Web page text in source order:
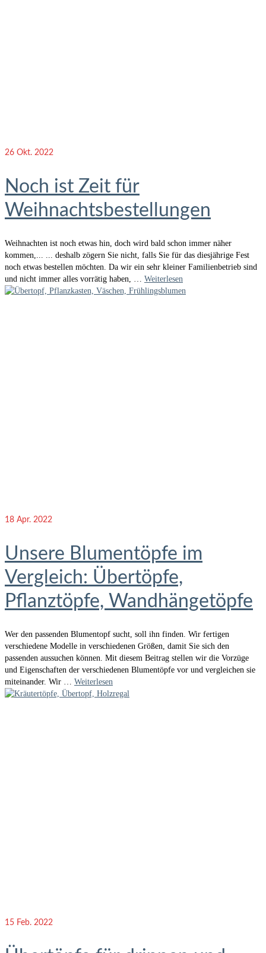
26 Okt. 2022
Noch ist Zeit für
Weihnachtsbestellungen
Weihnachten ist noch etwas hin, doch wird bald schon immer näher
kommen,... ... deshalb zögern Sie nicht, falls Sie für das diesjährige Fest
noch etwas bestellen möchten. Da wir ein sehr kleiner Familienbetrieb sind
und nicht immer alles vorrätig haben, … Weiterlesen
18 Apr. 2022
Unsere Blumentöpfe im
Vergleich: Übertöpfe,
Pflanztöpfe, Wandhängetöpfe
Wer den passenden Blumentopf sucht, soll ihn finden. Wir fertigen
verschiedene Modelle in verschiedenen Größen, damit Sie sich den
passenden aussuchen können. Mit diesem Beitrag stellen wir die Vorzüge
und Eigenschaften der verschiedenen Blumentöpfe vor und vergleichen sie
miteinander. Wir … Weiterlesen
15 Feb. 2022